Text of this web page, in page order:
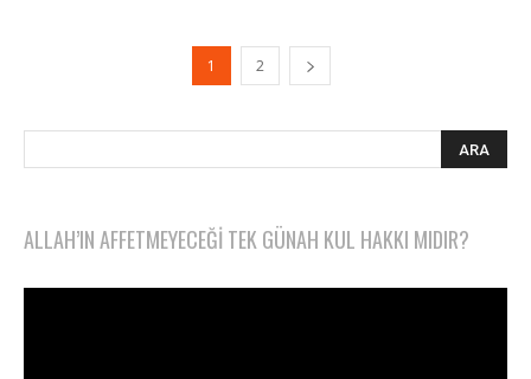
1 2
ALLAH’IN AFFETMEYECEĞI TEK GÜNAH KUL HAKKI MIDIR?